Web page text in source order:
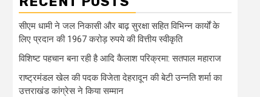
सीएम धामी ने जल निकासी और बाढ़ सुरक्षा सहित विभिन्न कार्यों के
लिए प्रदान की 1967 करोड़ रुपये की वित्तीय स्वीकृति
विशिष्ट पहचान बना रही है आदि कैलाश परिक्रमा: सतपाल महाराज
राष्ट्रमंडल खेल की पदक विजेता देहरादून की बेटी उन्नति शर्मा का
उत्तराखंड कांग्रेस ने किया सम्मान